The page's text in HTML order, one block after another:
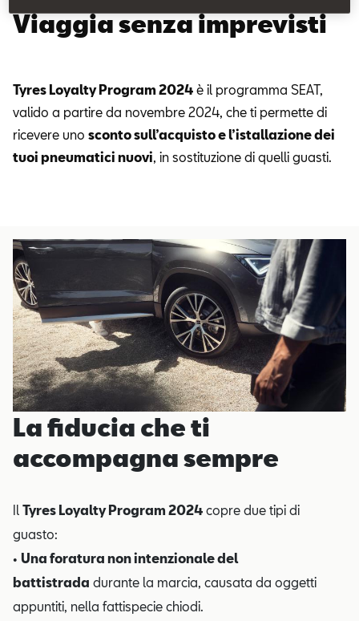
Viaggia senza imprevisti
Tyres Loyalty Program 2024 è il programma SEAT,
valido a partire da novembre 2024, che ti permette di
ricevere uno sconto sull’acquisto e l’istallazione dei
tuoi pneumatici nuovi, in sostituzione di quelli guasti.
La fiducia che ti
accompagna sempre
Il Tyres Loyalty Program 2024 copre due tipi di
guasto:
• Una foratura non intenzionale del
battistrada durante la marcia, causata da oggetti
appuntiti, nella fattispecie chiodi.